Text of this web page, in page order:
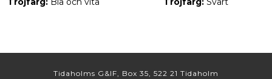
Tidaholms G&IF, Box 35, 522 21 Tidaholm